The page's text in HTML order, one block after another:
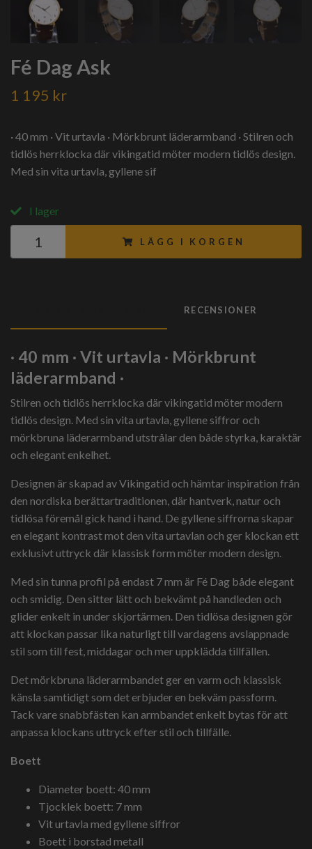
Fé Dag Ask
1 195 kr
· 40 mm · Vit urtavla · Mörkbrunt läderarmband · Stilren och
tidlös herrklocka där vikingatid möter modern tidlös design.
Med sin vita urtavla, gyllene sif
I lager
LÄGG I KORGEN
RECENSIONER
· 40 mm · Vit urtavla · Mörkbrunt
läderarmband ·
Stilren och tidlös herrklocka där vikingatid möter modern
tidlös design. Med sin vita urtavla, gyllene siffror och
mörkbruna läderarmband utstrålar den både styrka, karaktär
och elegant enkelhet.
Designen är skapad av Vikingatid och hämtar inspiration från
den nordiska berättartraditionen, där hantverk, natur och
tidlösa föremål gick hand i hand. De gyllene siffrorna skapar
en elegant kontrast mot den vita urtavlan och ger klockan ett
exklusivt uttryck där klassisk form möter modern design.
Med sin tunna profil på endast 7 mm är Fé Dag både elegant
och smidig. Den sitter lätt och bekvämt på handleden och
glider enkelt in under skjortärmen. Den tidlösa designen gör
att klockan passar lika naturligt till vardagens avslappnade
stil som till fest, middagar och mer uppklädda tillfällen.
Det mörkbruna läderarmbandet ger en varm och klassisk
känsla samtidigt som det erbjuder en bekväm passform.
Tack vare snabbfästen kan armbandet enkelt bytas för att
anpassa klockans uttryck efter stil och tillfälle.
Boett
Diameter boett: 40 mm
Tjocklek boett: 7 mm
Vit urtavla med gyllene siffror
Boett i borstad metall